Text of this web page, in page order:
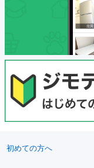
初めての方へ